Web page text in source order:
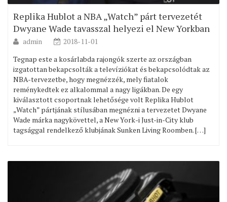
Replika Hublot a NBA „Watch” párt tervezetét
Dwyane Wade tavasszal helyezi el New Yorkban
admin
2018-11-01
Tegnap este a kosárlabda rajongók szerte az országban
izgatottan bekapcsolták a televíziókat és bekapcsolódtak az
NBA-tervezetbe, hogy megnézzék, mely fiatalok
reménykedtek ez alkalommal a nagy ligákban. De egy
kiválasztott csoportnak lehetősége volt Replika Hublot
„Watch” pártjának stílusában megnézni a tervezetet Dwyane
Wade márka nagykövettel, a New York-i Just-in-City klub
tagsággal rendelkező klubjának Sunken Living Roomben. […]